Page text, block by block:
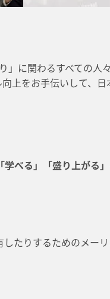
に関わるすべての人
上をお手伝いして、
学べる」「盛り上がる」
たりするためのメー